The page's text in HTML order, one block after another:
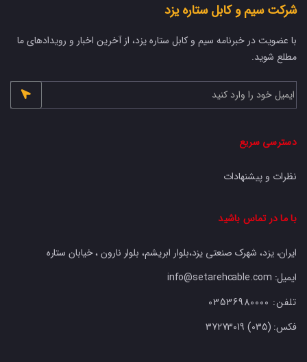
شرکت سیم و کابل ستاره یزد
با عضویت در خبرنامه سیم و کابل ستاره یزد، از آخرین اخبار و رویدادهای ما
مطلع شوید.
دسترسی سریع
نظرات و پیشنهادات
با ما در تماس باشید
ایران، یزد، شهرک صنعتی یزد،بلوار ابریشم، بلوار نارون ، خیابان ستاره
ایمیل: info@setarehcable.com
تلفن: 03536980000
فکس: 37273019 (035)